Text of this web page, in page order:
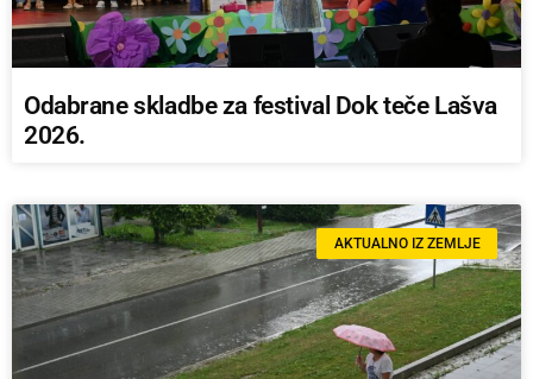
Odabrane skladbe za festival Dok teče Lašva
2026.
AKTUALNO IZ ZEMLJE